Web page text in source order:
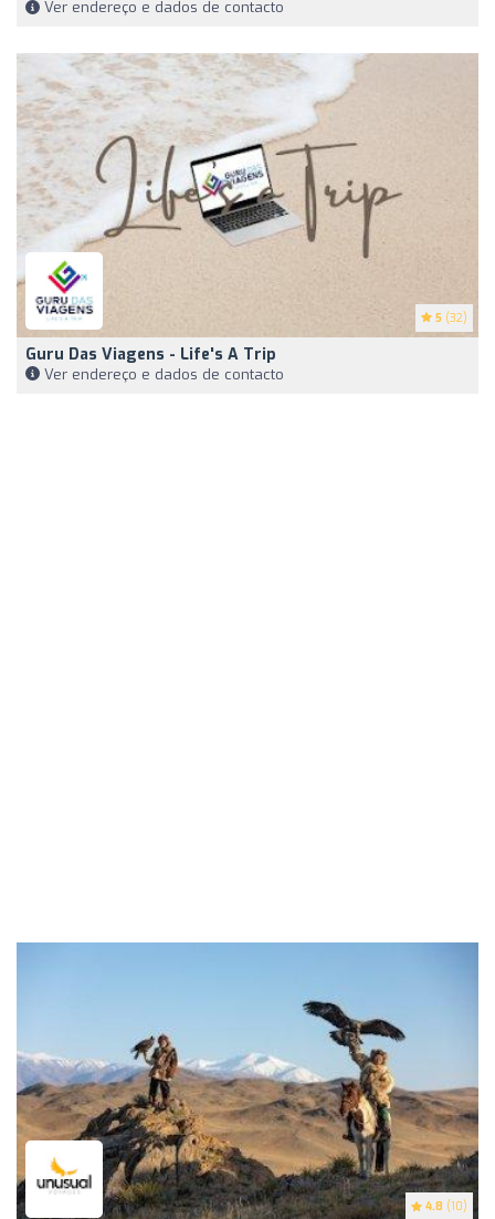
Ver endereço e dados de contacto
5 (32)
Guru Das Viagens - Life's A Trip
Ver endereço e dados de contacto
4.8 (10)